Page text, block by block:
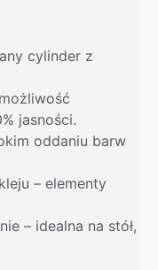
cylinder z
jasności.
oddaniu barw
– elementy
– idealna na stół,